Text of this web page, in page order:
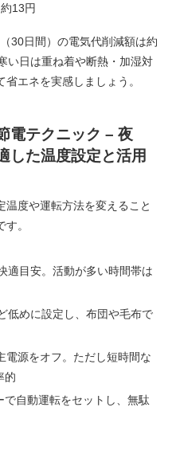
13円
30日間）の電気代削減額は約
い日は重ね着や断熱・加湿対
エネを実感しましょう。
電テクニック – 夜
した温度設定と活用
度や運転方法を変えること
。
適目安。活動が多い時間帯は
低めに設定し、布団や毛布で
電源をオフ。ただし短時間な
的
自動運転をセットし、無駄